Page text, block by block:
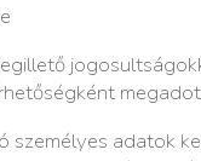
személyes adatok